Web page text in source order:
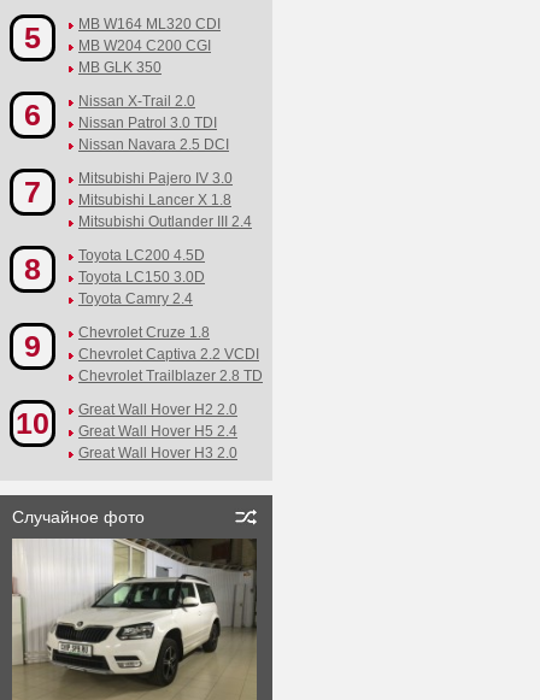
5
MB W164 ML320 CDI
MB W204 C200 CGI
MB GLK 350
6
Nissan X-Trail 2.0
Nissan Patrol 3.0 TDI
Nissan Navara 2.5 DCI
7
Mitsubishi Pajero IV 3.0
Mitsubishi Lancer X 1.8
Mitsubishi Outlander III 2.4
8
Toyota LC200 4.5D
Toyota LC150 3.0D
Toyota Camry 2.4
9
Chevrolet Cruze 1.8
Chevrolet Captiva 2.2 VCDI
Chevrolet Trailblazer 2.8 TD
10
Great Wall Hover H2 2.0
Great Wall Hover H5 2.4
Great Wall Hover H3 2.0
Случайное фото